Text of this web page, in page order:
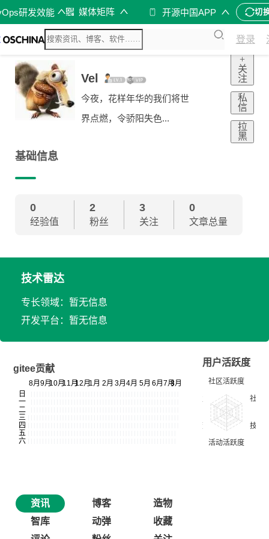
研发效能 媒体矩阵 开源中国APP 切
登录
Vel
今夜，花样年华的我们将世
界点燃，令骄阳失色...
+
关
注
私
信
拉
黑
基础信息
0
经验值
2
粉丝
3
关注
0
文章总量
技术雷达
专长领域：暂无信息
开发平台：暂无信息
gitee贡献
用户活跃度
资讯 博客
造物
智库
动弹
收藏